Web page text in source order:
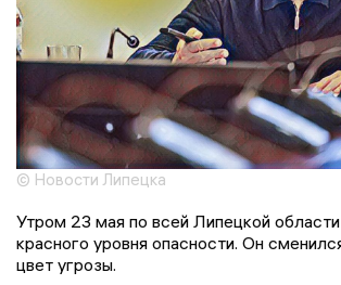
© Новости Липецка
Утром 23 мая по всей Липецкой
красного уровня опасности. Он
цвет угрозы.